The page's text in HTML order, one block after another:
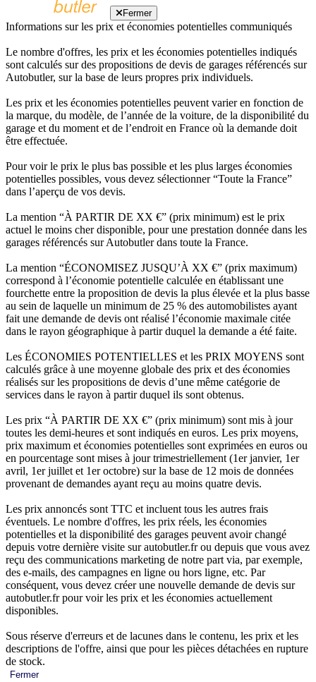
Fermer
Informations sur les prix et économies potentielles communiqués
Le nombre d'offres, les prix et les économies potentielles indiqués
sont calculés sur des propositions de devis de garages référencés sur
Autobutler, sur la base de leurs propres prix individuels.
Les prix et les économies potentielles peuvent varier en fonction de
la marque, du modèle, de l’année de la voiture, de la disponibilité du
garage et du moment et de l’endroit en France où la demande doit
être effectuée.
Pour voir le prix le plus bas possible et les plus larges économies
potentielles possibles, vous devez sélectionner “Toute la France”
dans l’aperçu de vos devis.
La mention “À PARTIR DE XX €” (prix minimum) est le prix
actuel le moins cher disponible, pour une prestation donnée dans les
garages référencés sur Autobutler dans toute la France.
La mention “ÉCONOMISEZ JUSQU’À XX €” (prix maximum)
correspond à l’économie potentielle calculée en établissant une
fourchette entre la proposition de devis la plus élevée et la plus basse
au sein de laquelle un minimum de 25 % des automobilistes ayant
fait une demande de devis ont réalisé l’économie maximale citée
dans le rayon géographique à partir duquel la demande a été faite.
Les ÉCONOMIES POTENTIELLES et les PRIX MOYENS sont
calculés grâce à une moyenne globale des prix et des économies
réalisés sur les propositions de devis d’une même catégorie de
services dans le rayon à partir duquel ils sont obtenus.
Les prix “À PARTIR DE XX €” (prix minimum) sont mis à jour
toutes les demi-heures et sont indiqués en euros. Les prix moyens,
prix maximum et économies potentielles sont exprimées en euros ou
en pourcentage sont mises à jour trimestriellement (1er janvier, 1er
avril, 1er juillet et 1er octobre) sur la base de 12 mois de données
provenant de demandes ayant reçu au moins quatre devis.
Les prix annoncés sont TTC et incluent tous les autres frais
éventuels. Le nombre d'offres, les prix réels, les économies
potentielles et la disponibilité des garages peuvent avoir changé
depuis votre dernière visite sur autobutler.fr ou depuis que vous avez
reçu des communications marketing de notre part via, par exemple,
des e-mails, des campagnes en ligne ou hors ligne, etc. Par
conséquent, vous devez créer une nouvelle demande de devis sur
autobutler.fr pour voir les prix et les économies actuellement
disponibles.
Sous réserve d'erreurs et de lacunes dans le contenu, les prix et les
descriptions de l'offre, ainsi que pour les pièces détachées en rupture
de stock.
Fermer